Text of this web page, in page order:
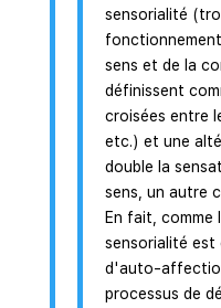
sensorialité
sens et de la
définissent
croisées entre
etc.) et une
double la
sens, un autre
En fait, comme
sensorialité est
d'auto-
processus de